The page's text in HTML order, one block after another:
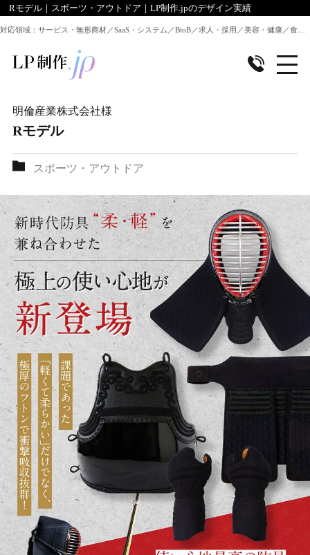
Rモデル｜スポーツ・アウトドア｜LP制作.jpのデザイン実績
明倫産業株式会社様
Rモデル
スポーツ・アウトドア